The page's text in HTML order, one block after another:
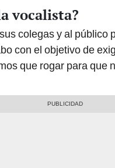
vocalista?
colegas y al público
con el objetivo de
que rogar para que